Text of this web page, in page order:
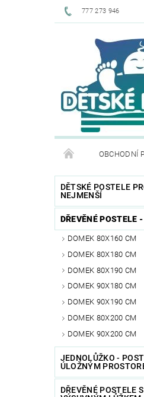
777 273 946
OBCHODNÍ
DĚTSKÉ POSTELE
NEJMENŠÍ
DŘEVĚNÉ POSTELE
DOMEK 80X160 CM
DOMEK 80X180 CM
DOMEK 80X190 CM
DOMEK 90X180 CM
DOMEK 90X190 CM
DOMEK 80X200 CM
DOMEK 90X200 CM
JEDNOLŮŽKO -
ÚLOŽNÝM
DŘEVĚNÉ POSTELE S